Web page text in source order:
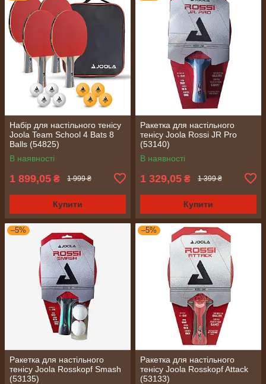
Набір для настільного тенісу
Joola Team School 4 Bats 8
Balls (54825)
В наявності
1 899,05 ₴ 1 999 ₴
Купити
Ракетка для настільного
тенісу Joola Rossi JR Pro
(53140)
В наявності
1 329,05 ₴ 1 399 ₴
Купити
–5%
Ракетка для настільного
тенісу Joola Rosskopf Smash
(53135)
–5%
Ракетка для настільного
тенісу Joola Rosskopf Attack
(53133)